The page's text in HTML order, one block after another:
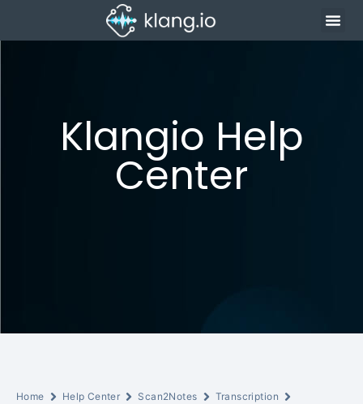
Klangio Help
Center
Home Help Center Scan2Notes
Transcription